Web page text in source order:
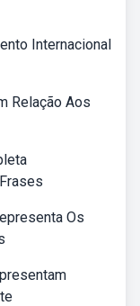
Internacional
Relação Aos
Os